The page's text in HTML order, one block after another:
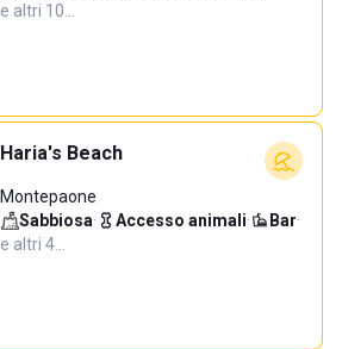
e altri 10…
Haria's Beach
Montepaone
Sabbiosa· Accesso animali· Bar·
e altri 4…